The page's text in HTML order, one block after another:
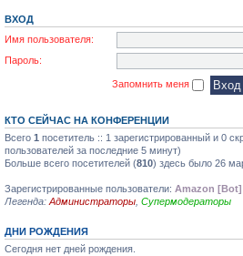
ВХОД
Имя пользователя:
Пароль:
Запомнить меня
КТО СЕЙЧАС НА КОНФЕРЕНЦИИ
Всего 1 посетитель :: 1 зарегистрированный и 0
пользователей за последние 5 минут)
Больше всего посетителей (810) здесь было 26
Зарегистрированные пользователи: Amazon [Bot]
Легенда: Администраторы Супермодераторы
ДНИ РОЖДЕНИЯ
Сегодня нет дней рождения.